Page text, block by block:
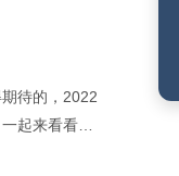
待的，2022
起来看看